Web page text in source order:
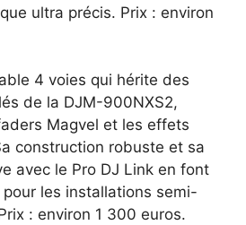
ultra précis. Prix : environ
4 voies qui hérite des
de la DJM-900NXS2,
Magvel et les effets
construction robuste et sa
avec le Pro DJ Link en font
les installations semi-
: environ 1 300 euros.